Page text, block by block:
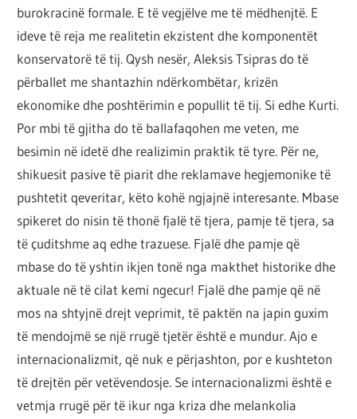
burokracinë formale. E të vegjëlve me të mëdhenjtë. E
ideve të reja me realitetin ekzistent dhe komponentët
konservatorë të tij. Qysh nesër, Aleksis Tsipras do të
përballet me shantazhin ndërkombëtar, krizën
ekonomike dhe poshtërimin e popullit të tij. Si edhe Kurti.
Por mbi të gjitha do të ballafaqohen me veten, me
besimin në idetë dhe realizimin praktik të tyre. Për ne,
shikuesit pasive të piarit dhe reklamave hegjemonike të
pushtetit qeveritar, këto kohë ngjajnë interesante. Mbase
spikeret do nisin të thonë fjalë të tjera, pamje të tjera, sa
të çuditshme aq edhe trazuese. Fjalë dhe pamje që
mbase do të yshtin ikjen tonë nga makthet historike dhe
aktuale në të cilat kemi ngecur! Fjalë dhe pamje që në
mos na shtyjnë drejt veprimit, të paktën na japin guxim
të mendojmë se një rrugë tjetër është e mundur. Ajo e
internacionalizmit, që nuk e përjashton, por e kushteton
të drejtën për vetëvendosje. Se internacionalizmi është e
vetmja rrugë për të ikur nga kriza dhe melankolia